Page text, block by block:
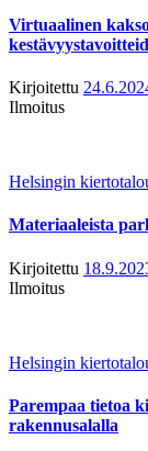
Virtuaalinen
Kirjoitettu
Ilmoitus
Helsingin
Materiaaleista
Kirjoitettu
Ilmoitus
Helsingin
Parempaa tietoa
rakennusalalla